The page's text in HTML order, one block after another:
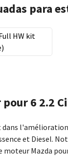
para
HW kit
6 2.2
et Diesel.
moteur Mazda